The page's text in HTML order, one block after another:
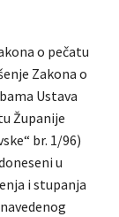
o pečatu
Zakona o
Ustava
Županije
br. 1/96)
u
i stupanja